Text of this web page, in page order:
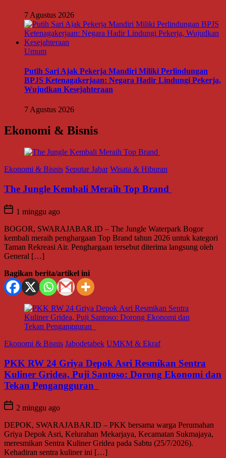
7 Agustus 2026
Umum
Putih Sari Ajak Pekerja Mandiri Miliki Perlindungan
BPJS Ketenagakerjaan: Negara Hadir Lindungi Pekerja,
Wujudkan Kesejahteraan
7 Agustus 2026
Ekonomi & Bisnis
Ekonomi & Bisnis Seputar Jabar Wisata & Hiburan
The Jungle Kembali Meraih Top Brand
1 minggu ago
BOGOR, SWARAJABAR.ID – The Jungle Waterpark Bogor
kembali meraih penghargaan Top Brand tahun 2026 untuk kategori
Taman Rekreasi Air. Penghargaan tersebut diterima langsung oleh
General […]
Bagikan berita/artikel ini
Ekonomi & Bisnis Jabodetabek UMKM & Ekraf
PKK RW 24 Griya Depok Asri Resmikan Sentra
Kuliner Gridea, Puji Santoso: Dorong Ekonomi dan
Tekan Pengangguran
2 minggu ago
DEPOK, SWARAJABAR.ID – PKK bersama warga Perumahan
Griya Depok Asri, Kelurahan Mekarjaya, Kecamatan Sukmajaya,
meresmikan Sentra Kuliner Gridea pada Sabtu (25/7/2026).
Kehadiran sentra kuliner ini […]